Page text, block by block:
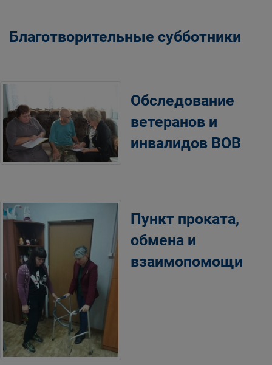
Благотворительные субботники
Обследование
ветеранов и
инвалидов ВОВ
Пункт проката,
обмена и
взаимопомощи